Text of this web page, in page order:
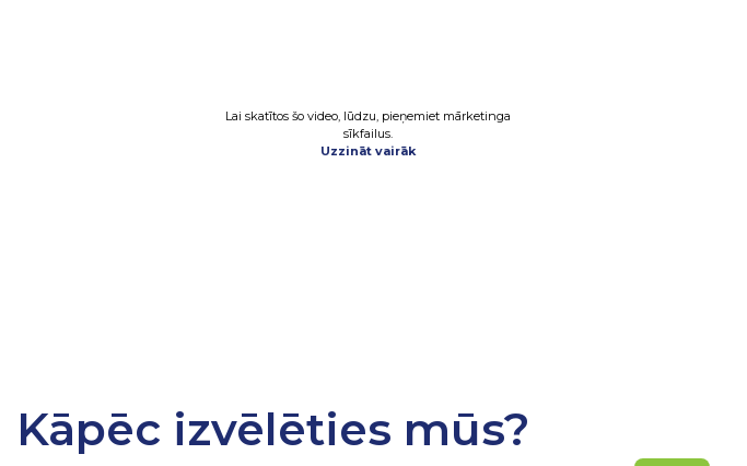
Lai skatītos šo video, lūdzu, pieņemiet mārketinga
sīkfailus.
Uzzināt vairāk
Kāpēc izvēlēties mūs?